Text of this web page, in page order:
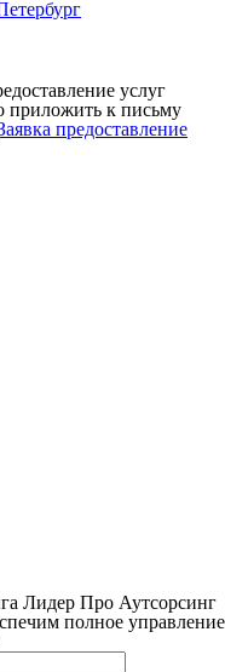
услуг
приложить к письму
предоставление
Лидер Про Аутсорсинг
полное управление